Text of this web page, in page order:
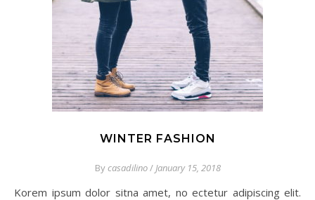
WINTER FASHION
Bycasadilino/ January 15, 2018
Korem ipsum dolor sitna amet, no ectetur adipiscing elit.